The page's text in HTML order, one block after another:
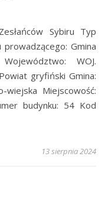
Gmina
WOJ.
gryfiński Gmina:
Miejscowość:
budynku: 54 Kod
13 sierpnia 2024